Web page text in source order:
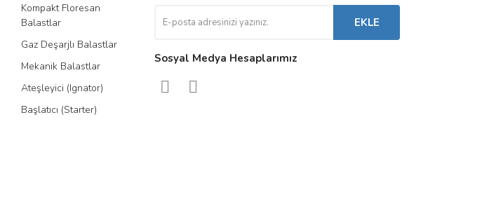
Gönder
Kompakt Floresan
Balastlar
Gaz Deşarjlı Balastlar
Mekanik Balastlar
Ateşleyici (Ignator)
Başlatıcı (Starter)
Kontaktörler
Sigorta & Otomatlar
EKLE
Sosyal Medya Hesaplarımız